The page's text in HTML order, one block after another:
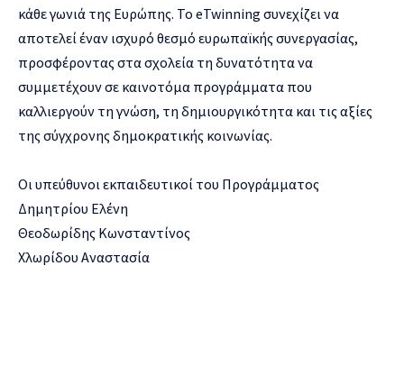
κάθε γωνιά της Ευρώπης. Το eTwinning συνεχίζει να
αποτελεί έναν ισχυρό θεσμό ευρωπαϊκής συνεργασίας,
προσφέροντας στα σχολεία τη δυνατότητα να
συμμετέχουν σε καινοτόμα προγράμματα που
καλλιεργούν τη γνώση, τη δημιουργικότητα και τις αξίες
της σύγχρονης δημοκρατικής κοινωνίας.
Οι υπεύθυνοι εκπαιδευτικοί του Προγράμματος
Δημητρίου Ελένη
Θεοδωρίδης Κωνσταντίνος
Χλωρίδου Αναστασία